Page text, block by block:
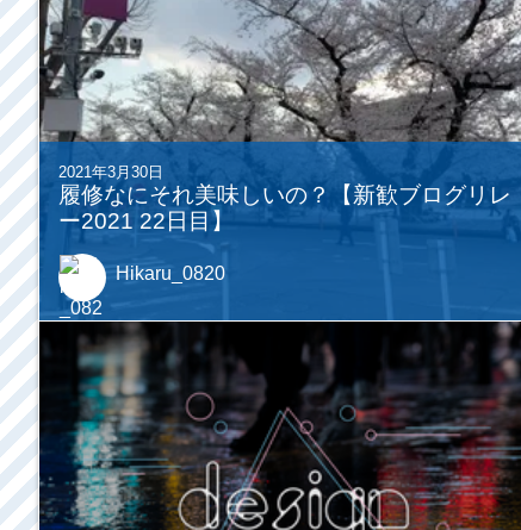
2021年3月30日
履修なにそれ美味しいの？【新歓ブログリレ
ー2021 22日目】
Hikaru_0820